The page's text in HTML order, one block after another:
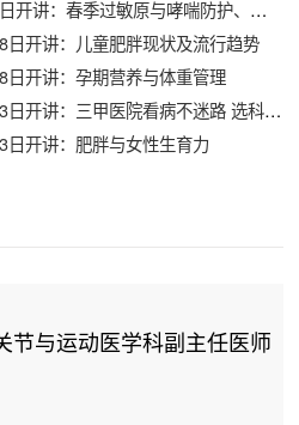
烟台毓璜顶医院专家直播5月8日开讲：春季过敏原与哮喘防护、治疗
开讲：儿童肥胖现状及流行趋势
开讲：孕期营养与体重管理
烟台毓璜顶医院专家直播4月23日开讲：三甲医院看病不迷路 选科、挂号、就诊全攻略
开讲：肥胖与女性生育力
节与运动医学科副主任医师